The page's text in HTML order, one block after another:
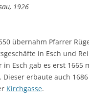
1926
übernahm Pfarrer
in Esch und
in Esch gab es erst 1665
. Dieser erbaute auch
Kirchgasse.